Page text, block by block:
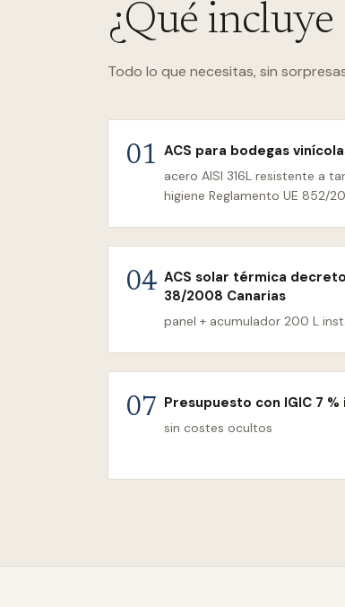
¿Qué incluye
Todo lo que necesitas, sin
01 ACS para bodegas
acero AISI 316L resistente a
higiene Reglamento UE 852/
04 ACS solar térmica decreto
38/2008 Canarias
panel + acumulador 200 L
07 Presupuesto con IGIC 7 %
sin costes ocultos